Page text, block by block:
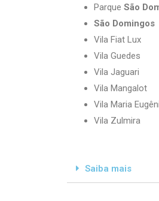
Parque São
São Domingos
Vila Fiat Lux
Vila Guedes
Vila Jaguari
Vila Mangalot
Vila Maria
Vila Zulmira
Saiba mais